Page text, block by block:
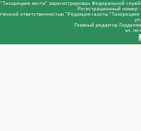
вести" зарегистрирован Федеральной
Регистрационный
ответственностью "Редакция газеты
Главный редактор
эл.